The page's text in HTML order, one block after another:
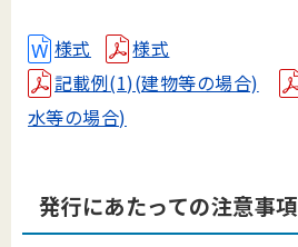
様式
様式
記載例(1)(建物等の場合)
水等の場合)
発行にあたっての注意事項